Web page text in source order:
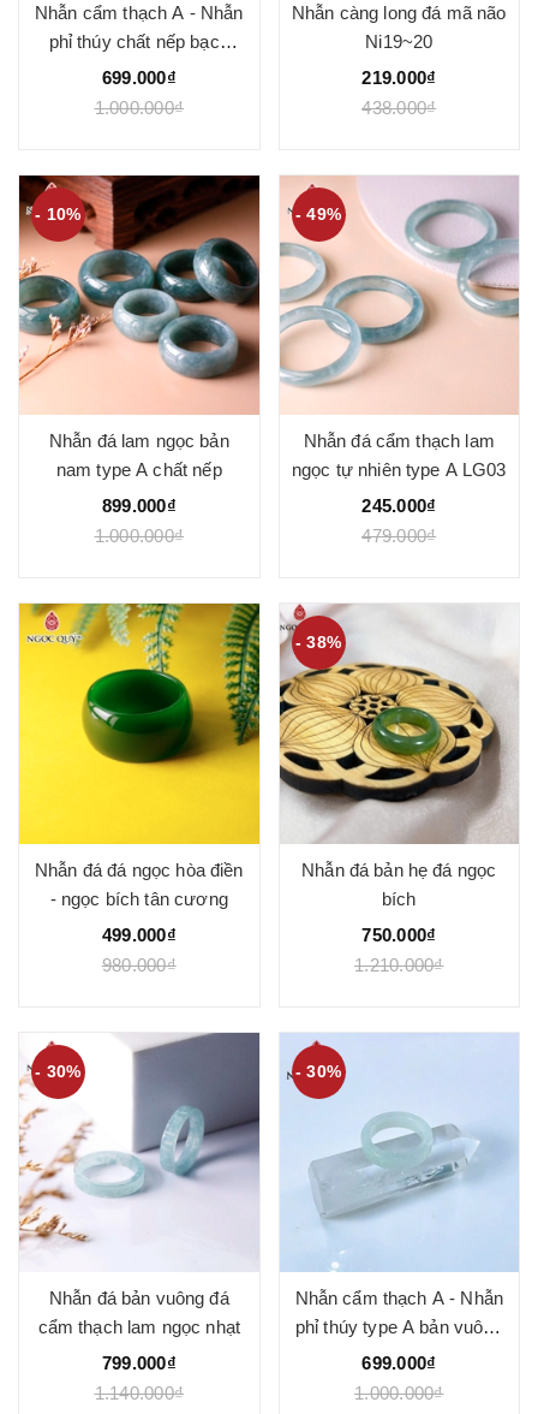
Nhẫn cẩm thạch A - Nhẫn
phỉ thúy chất nếp bạch
ngọc phớt xanh nhẹ chất
nếp mịn
699.000₫
1.000.000₫
Nhẫn càng long đá mã não
Ni19~20
219.000₫
438.000₫
- 10%
Nhẫn đá lam ngọc bản
nam type A chất nếp
899.000₫
1.000.000₫
- 49%
Nhẫn đá cẩm thạch lam
ngọc tự nhiên type A LG03
245.000₫
479.000₫
Nhẫn đá đá ngọc hòa điền
- ngọc bích tân cương
499.000₫
980.000₫
- 38%
Nhẫn đá bản hẹ đá ngọc
bích
750.000₫
1.210.000₫
- 30%
Nhẫn đá bản vuông đá
cẩm thạch lam ngọc nhạt
799.000₫
1.140.000₫
- 30%
Nhẫn cẩm thạch A - Nhẫn
phỉ thúy type A bản vuông
LM26 - Ngọc Quý
699.000₫
1.000.000₫